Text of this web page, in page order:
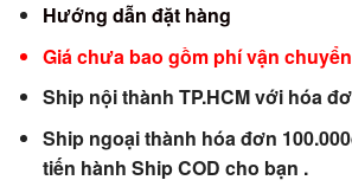
Hướng dẫn đặt hàng
Giá chưa bao gồm phí vận chuyển
Ship nội thành TP.HCM với hóa
Ship ngoại thành hóa đơn
tiến hành Ship COD cho bạn .